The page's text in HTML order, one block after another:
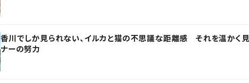
香川でしか見られない、イルカと猫の不思議な距離感 それを温かく
ナーの努力